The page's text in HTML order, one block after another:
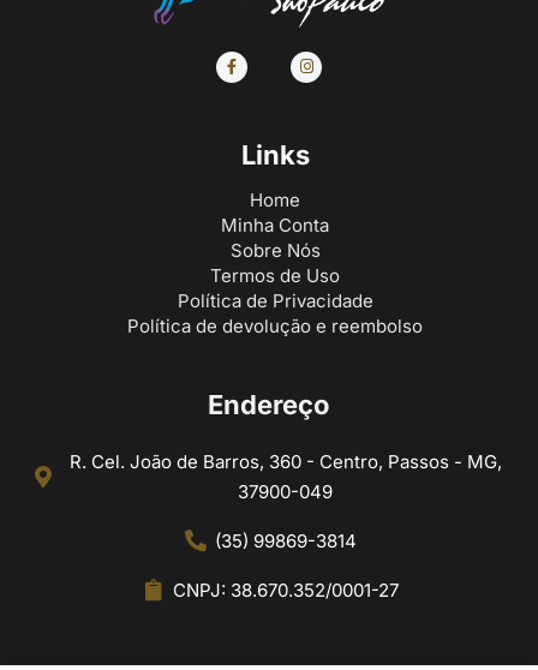
Links
Home
Minha Conta
Sobre Nós
Termos de Uso
Política de Privacidade
Política de devolução e reembolso
Endereço
R. Cel. João de Barros, 360 - Centro, Passos - MG,
37900-049
(35) 99869-3814
CNPJ: 38.670.352/0001-27